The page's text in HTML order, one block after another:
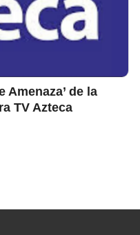
Amenaza’ de la
TV Azteca